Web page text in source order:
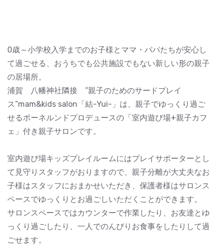
0歳～小学校入学までのお子様とママ・パパたちが安心し
て過ごせる、おうちでも公共施設でもない新しい形の親子
の居場所。
浦賀 八幡神社隣接 ”親子のためのサードプレイ
ス”mam&kids salon「結-Yui-」は、親子でゆっくり過ご
せるボーネルンドプロデュースの「室内遊び場+親子カフ
ェ」付き親子サロンです。
室内遊び場キッズプレイルームにはプレイサポーターとし
て見守りスタッフがおりますので、親子分離が大丈夫なお
子様はスタッフにおまかせいただき、保護者様はサロンス
ペースでゆっくりとお過ごしいただくことができます。
サロンスペースではカウンターで作業したり、お友達とゆ
っくり過ごしたり、一人でのんびりお食事をしたりして過
ごせます。